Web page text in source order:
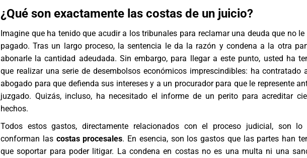
¿Qué son exactamente las costas de un juicio?
Imagine que ha tenido que acudir a los tribunales para reclamar una deuda que no le
pagado. Tras un largo proceso, la sentencia le da la razón y condena a la otra
abonarle la cantidad adeudada. Sin embargo, para llegar a este punto, usted ha
que realizar una serie de desembolsos económicos imprescindibles: ha contratado
abogado para que defienda sus intereses y a un procurador para que le represente
juzgado. Quizás, incluso, ha necesitado el informe de un perito para acreditar
hechos.
Todos estos gastos, directamente relacionados con el proceso judicial, son lo
conforman las costas procesales. En esencia, son los gastos que las partes han
que soportar para poder litigar. La condena en costas no es una multa ni una